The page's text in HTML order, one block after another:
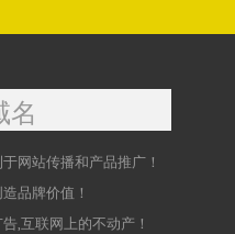
名
网站传播和产品推广！
品牌价值！
,互联网上的不动产！